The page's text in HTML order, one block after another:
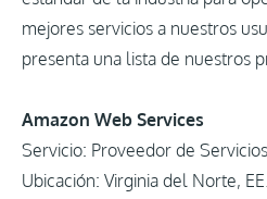
mejores servicios a nuestros
presenta una lista de nuestros
Amazon Web Services
Servicio: Proveedor de
Ubicación: Virginia del Norte,